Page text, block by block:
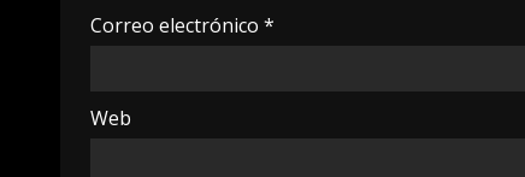
Correo electrónico *
Web